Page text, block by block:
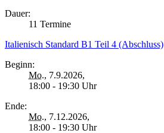
Dauer:
11 Termine
Italienisch Standard B1 Teil 4 (Abschluss)
Beginn:
Mo., 7.9.2026,
18:00 - 19:30 Uhr
Ende:
Mo., 7.12.2026,
18:00 - 19:30 Uhr